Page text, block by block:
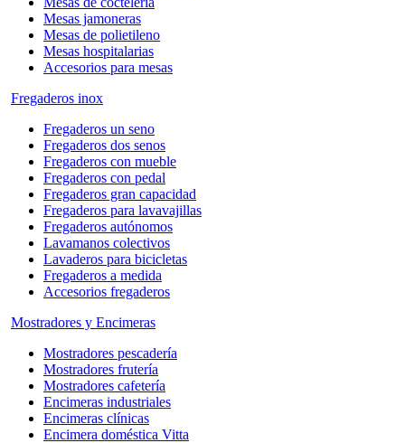
Mesas jamoneras
Mesas de polietileno
Mesas hospitalarias
Accesorios para mesas
Fregaderos inox
Fregaderos un seno
Fregaderos dos senos
Fregaderos con mueble
Fregaderos con pedal
Fregaderos gran capacidad
Fregaderos para lavavajillas
Fregaderos autónomos
Lavamanos colectivos
Lavaderos para bicicletas
Fregaderos a medida
Accesorios fregaderos
Mostradores y Encimeras
Mostradores pescadería
Mostradores frutería
Mostradores cafetería
Encimeras industriales
Encimeras clínicas
Encimera doméstica Vitta